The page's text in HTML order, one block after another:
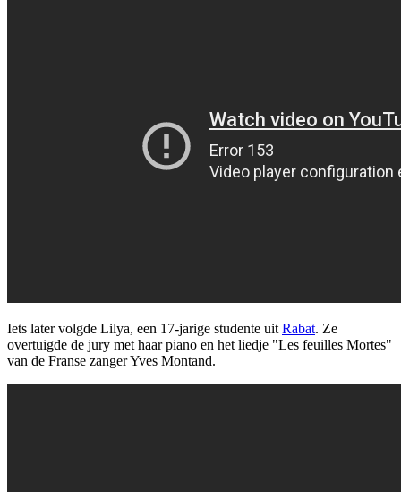
Iets later volgde Lilya, een 17-jarige studente uit Rabat. Ze
overtuigde de jury met haar piano en het liedje "Les feuilles Mortes"
van de Franse zanger Yves Montand.